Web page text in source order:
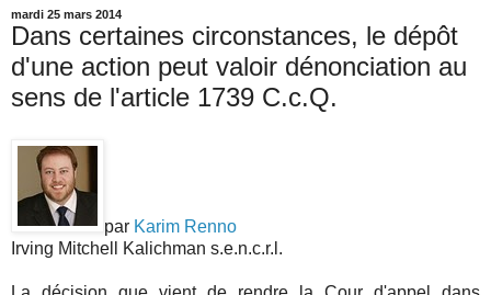
mardi 25 mars 2014
Dans certaines circonstances, le dépôt
d'une action peut valoir dénonciation au
sens de l'article 1739 C.c.Q.
par Karim Renno
Irving Mitchell Kalichman s.e.n.c.r.l.